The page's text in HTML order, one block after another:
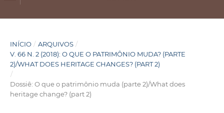
INÍCIO / ARQUIVOS /
V. 66 N. 2 (2018): O QUE O PATRIMÔNIO MUDA? (PARTE
2)/WHAT DOES HERITAGE CHANGES? (PART 2)
/
Dossiê: O que o patrimônio muda (parte 2)/What does
heritage change? (part 2)